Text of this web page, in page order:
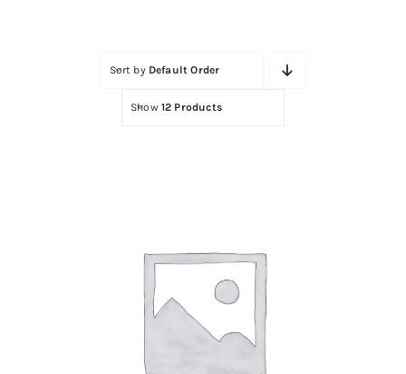
Sort by Default Order
Show 12 Products
ALGODON 1 ROLLO EN RUEDA UNIDAD